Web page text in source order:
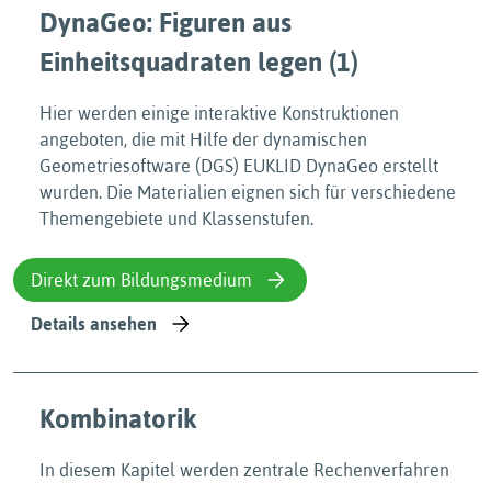
DynaGeo: Figuren aus
Einheitsquadraten legen (1)
Hier werden einige interaktive Konstruktionen
angeboten, die mit Hilfe der dynamischen
Geometriesoftware (DGS) EUKLID DynaGeo erstellt
wurden. Die Materialien eignen sich für verschiedene
Themengebiete und Klassenstufen.
Direkt zum Bildungsmedium
Details ansehen
Kombinatorik
In diesem Kapitel werden zentrale Rechenverfahren